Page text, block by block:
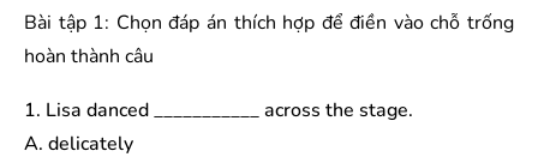
Bài tập 1: Chọn đáp án thích hợp để điền vào chỗ trống
hoàn thành câu
1. Lisa danced ___________ across the stage.
A. delicately